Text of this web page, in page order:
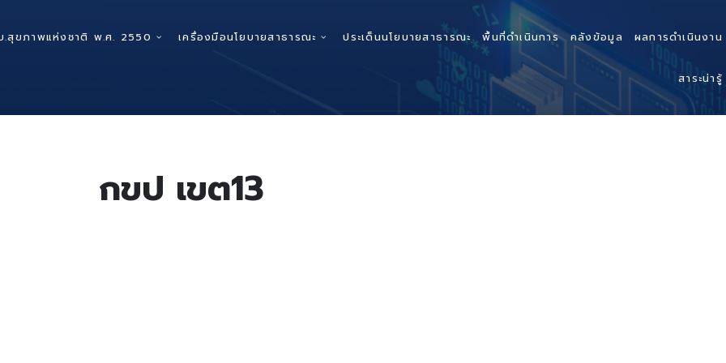
.สุขภาพแห่งชาติ พ.ศ. 2550 เครื่องมือนโยบายสาธารณะ ประเด็นนโยบายสาธารณะ พื้นที่ดำเนินการ คลังข้อมูล ผลการดำเนินงาน
สาระน่ารู้
กขป เขต13